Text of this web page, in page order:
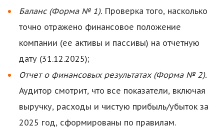
Баланс (Форма № 1). Проверка того, насколько
точно отражено финансовое положение
компании (ее активы и пассивы) на отчетную
дату (31.12.2025);
Отчет о финансовых результатах (Форма № 2).
Аудитор смотрит, что все показатели, включая
выручку, расходы и чистую прибыль/убыток за
2025 год, сформированы по правилам.